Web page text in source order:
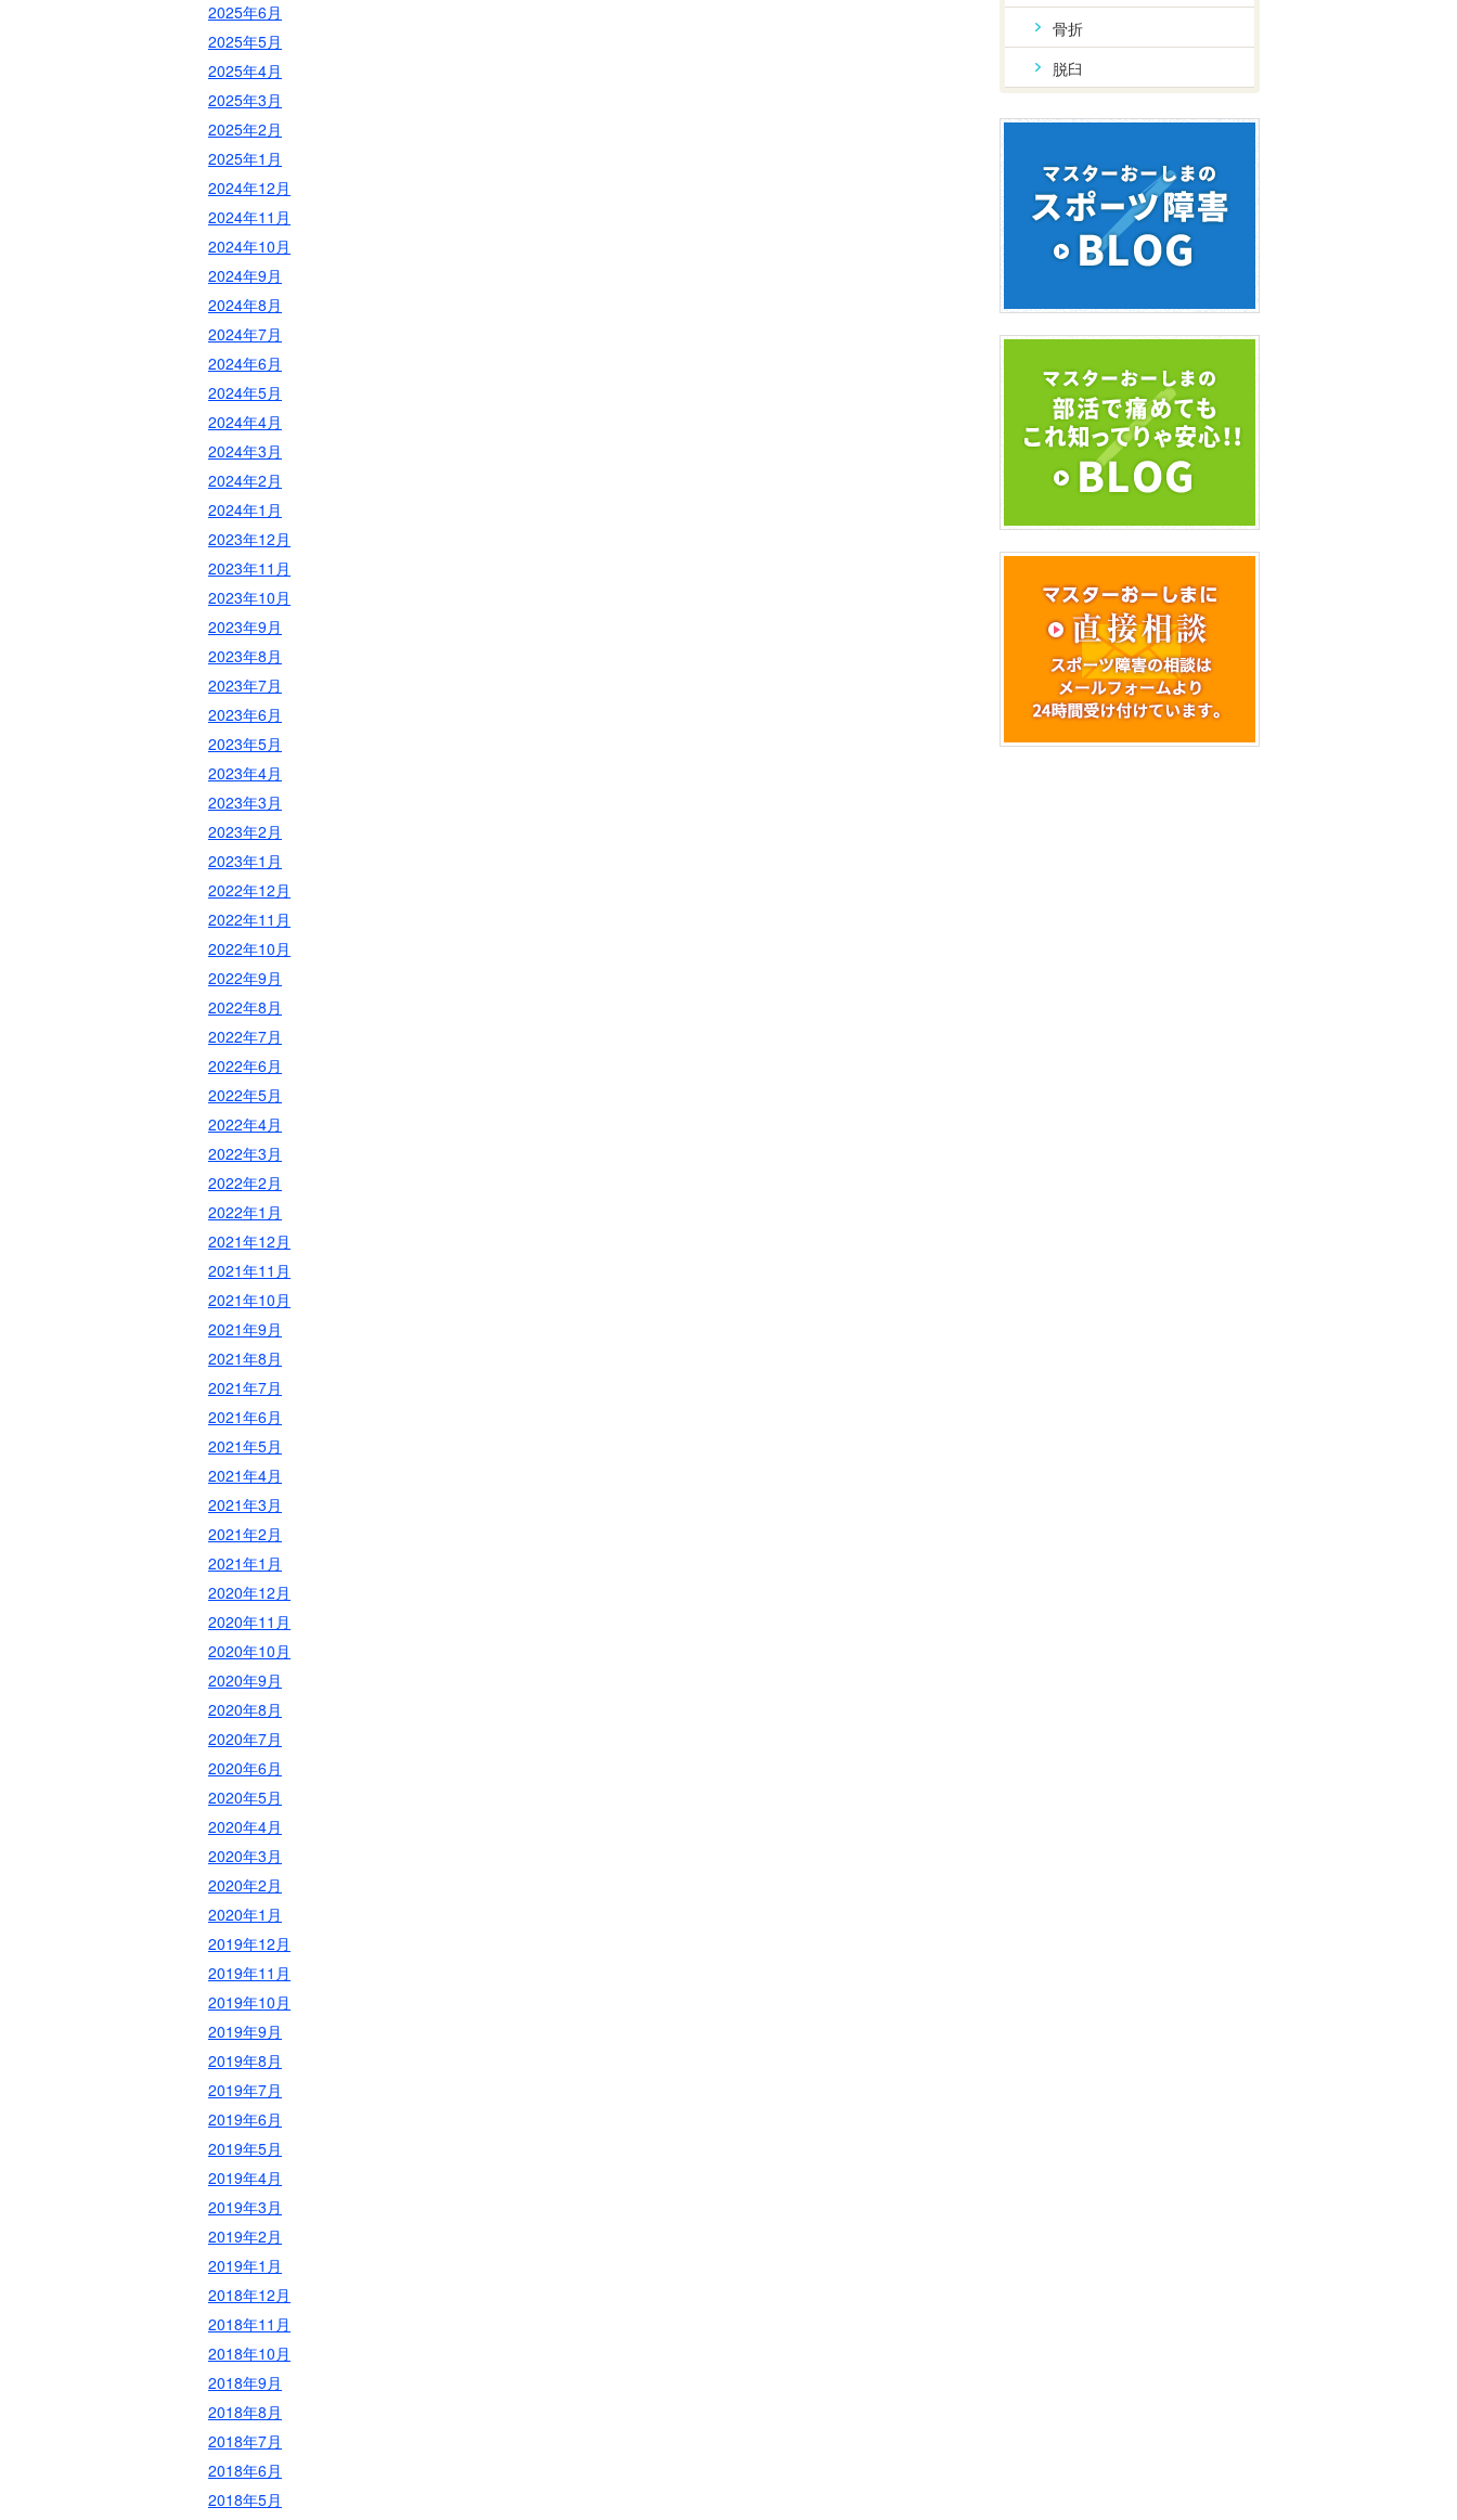
2025年6月
2025年5月
2025年4月
2025年3月
2025年2月
2025年1月
2024年12月
2024年11月
2024年10月
2024年9月
2024年8月
2024年7月
2024年6月
2024年5月
2024年4月
2024年3月
2024年2月
2024年1月
2023年12月
2023年11月
2023年10月
2023年9月
2023年8月
2023年7月
2023年6月
2023年5月
2023年4月
2023年3月
2023年2月
2023年1月
2022年12月
2022年11月
2022年10月
2022年9月
2022年8月
2022年7月
2022年6月
2022年5月
2022年4月
2022年3月
2022年2月
2022年1月
2021年12月
2021年11月
2021年10月
2021年9月
2021年8月
2021年7月
2021年6月
2021年5月
2021年4月
2021年3月
2021年2月
2021年1月
2020年12月
2020年11月
2020年10月
2020年9月
2020年8月
2020年7月
2020年6月
2020年5月
2020年4月
2020年3月
2020年2月
2020年1月
2019年12月
2019年11月
2019年10月
2019年9月
2019年8月
2019年7月
2019年6月
2019年5月
2019年4月
2019年3月
2019年2月
2019年1月
2018年12月
2018年11月
2018年10月
2018年9月
2018年8月
2018年7月
2018年6月
2018年5月
骨折
脱臼